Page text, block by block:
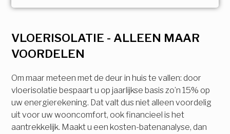
VLOERISOLATIE - ALLEEN MAAR
VOORDELEN
Om maar meteen met de deur in huis te vallen: door
vloerisolatie bespaart u op jaarlijkse basis zo’n 15% op
uw energierekening. Dat valt dus niet alleen voordelig
uit voor uw wooncomfort, ook financieel is het
aantrekkelijk. Maakt u een kosten-batenanalyse, dan